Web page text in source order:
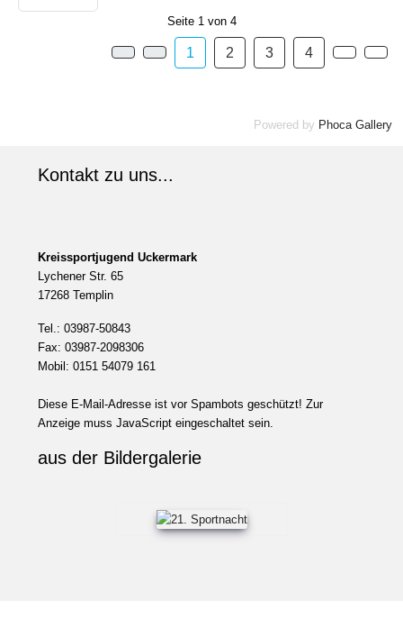
Seite 1 von 4
1 2 3 4
Powered by Phoca Gallery
Kontakt zu uns...
Kreissportjugend Uckermark
Lychener Str. 65
17268 Templin
Tel.: 03987-50843
Fax: 03987-2098306
Mobil: 0151 54079 161
Diese E-Mail-Adresse ist vor Spambots geschützt! Zur
Anzeige muss JavaScript eingeschaltet sein.
aus der Bildergalerie